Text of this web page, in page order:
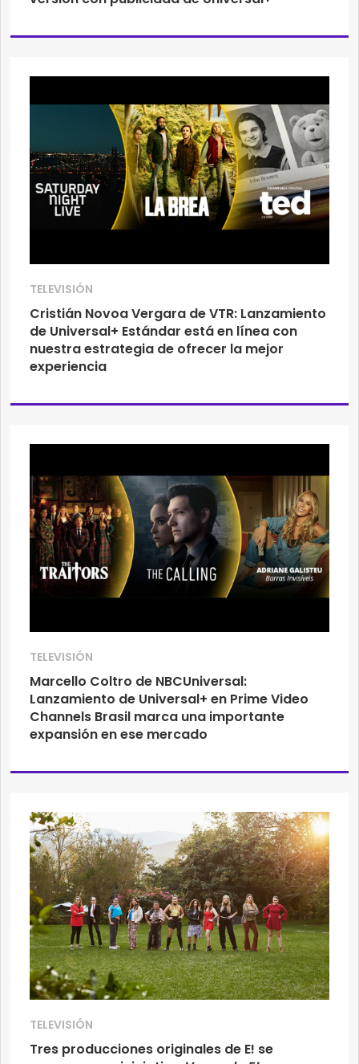
TELEVISIÓN
Cristián Novoa Vergara de VTR: Lanzamiento
de Universal+ Estándar está en línea con
nuestra estrategia de ofrecer la mejor
experiencia
TELEVISIÓN
Marcello Coltro de NBCUniversal:
Lanzamiento de Universal+ en Prime Video
Channels Brasil marca una importante
expansión en ese mercado
TELEVISIÓN
Tres producciones originales de E! se